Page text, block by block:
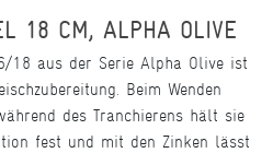
18 CM, ALPHA OLIVE
18 aus der Serie Alpha Olive ist
Beim Wenden
des Tranchierens hält sie
fest und mit den Zinken lässt